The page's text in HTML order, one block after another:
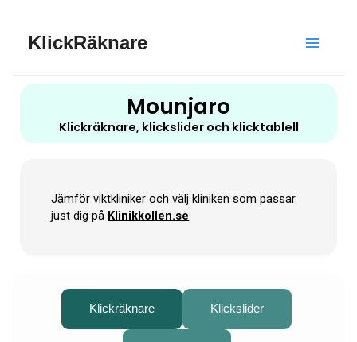
innehåll
KlickRäknare
Mounjaro
Klickräknare, klickslider och klicktablell
Jämför viktkliniker och välj kliniken som passar
just dig på Klinikkollen.se
Klickräknare Klickslider